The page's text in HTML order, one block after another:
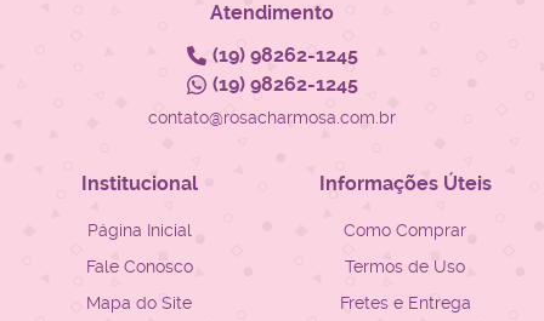
Atendimento
(19)98262-1245
(19)98262-1245
contato@rosacharmosa.com.br
Institucional
Página Inicial
Fale Conosco
Mapa do Site
Informações Úteis
Como Comprar
Termos de Uso
Fretes e Entrega